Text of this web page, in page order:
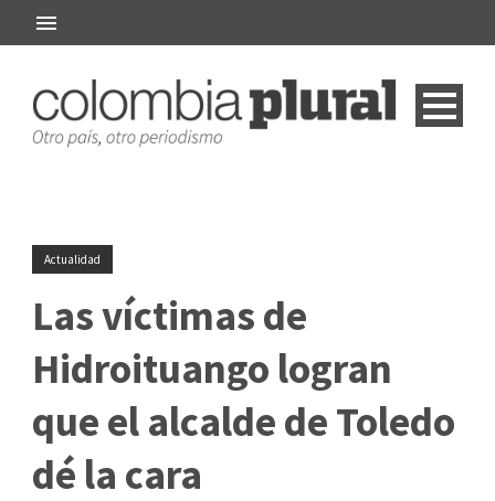
Actualidad
Las víctimas de
Hidroituango logran
que el alcalde de Toledo
dé la cara